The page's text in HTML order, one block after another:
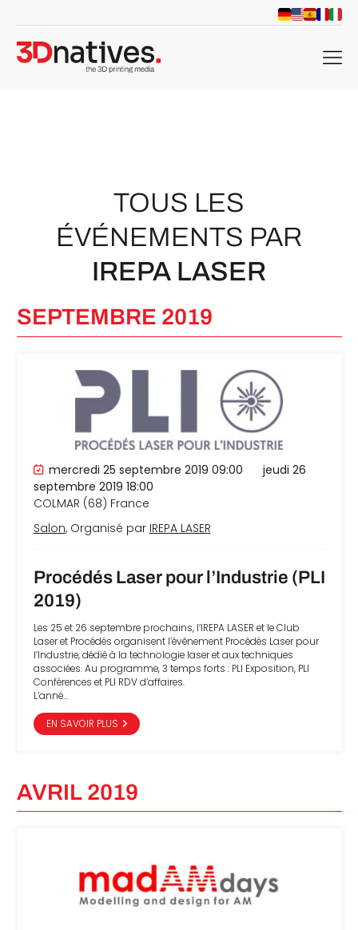
menu
TOUS LES
ÉVÉNEMENTS PAR
IREPA LASER
SEPTEMBRE 2019
mercredi 25 septembre 2019 09:00
jeudi 26
septembre 2019 18:00
COLMAR (68) France
Salon, Organisé par IREPA LASER
Procédés Laser pour l’Industrie (PLI
2019)
Les 25 et 26 septembre prochains, l’IREPA LASER et le Club
Laser et Procédés organisent l’évènement Procédés Laser pour
l’Industrie, dédié à la technologie laser et aux techniques
associées. Au programme, 3 temps forts : PLI Exposition, PLI
Conférences et PLI RDV d’affaires.
L’anné…
EN SAVOIR PLUS
AVRIL 2019